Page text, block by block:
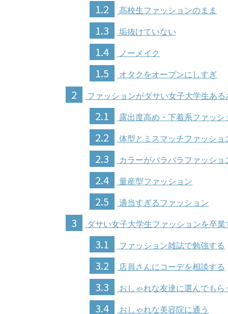
1.2 高校生ファッションのまま
1.3 垢抜けていない
1.4 ノーメイク
1.5 オタクをオープンにしすぎ
2 ファッションがダサい女子大学生ある
2.1 露出度高め・下着系ファッシ
2.2 体型とミスマッチファッショ
2.3 カラーがバラバラファッショ
2.4 量産型ファッション
2.5 適当すぎるファッション
3 ダサい女子大学生ファッションを卒業
3.1 ファッション雑誌で勉強する
3.2 店員さんにコーデを相談する
3.3 おしゃれな友達に選んでもら
3.4 おしゃれな美容院に通う